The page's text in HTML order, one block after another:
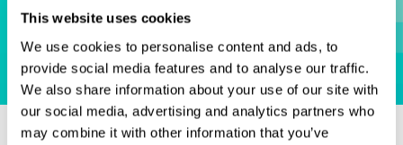
This website uses cookies
We use cookies to personalise content and ads, to
provide social media features and to analyse our traffic.
We also share information about your use of our site with
our social media, advertising and analytics partners who
may combine it with other information that you’ve